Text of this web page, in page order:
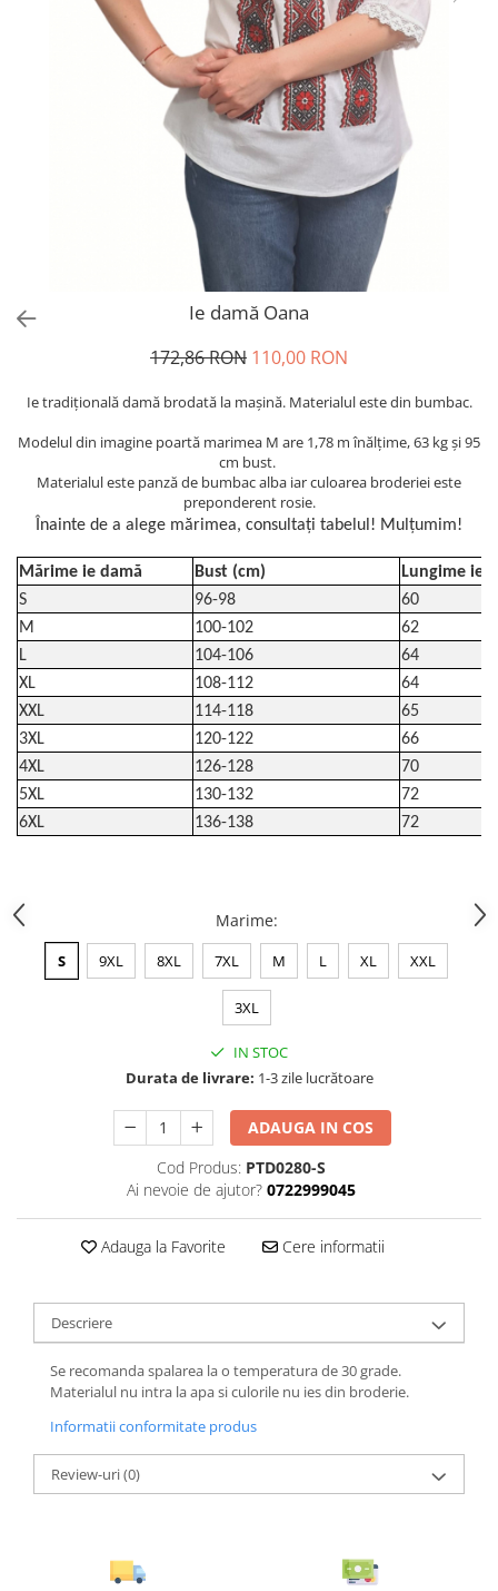
Ie damă Oana
172,86 RON 110,00 RON
Ie tradiţională damă brodată la maşină. Materialul este din bumbac.
Modelul din imagine poartă marimea M are 1,78 m înălțime, 63 kg și 95
cm bust.
Materialul este panză de bumbac alba iar culoarea broderiei este
preponderent rosie.
Înainte de a alege mărimea, consultați tabelul! Mulțumim!
Mărime ie damă Bust (cm)
Lungime ie
S
96-98
60
M
100-102
62
L
104-106
64
XL
108-112
64
XXL
114-118
65
3XL
120-122
66
4XL
126-128
70
5XL
130-132
72
6XL
136-138 72
Marime:
S 9XL 8XL 7XL M L XL XXL
3XL
IN STOC
Durata de livrare: 1-3 zile lucrătoare
ADAUGA IN COS
Cod Produs: PTD0280-S
Ai nevoie de ajutor? 0722999045
Adauga la Favorite Cere informatii
Descriere
Se recomanda spalarea la o temperatura de 30 grade.
Materialul nu intra la apa si culorile nu ies din broderie.
Informatii conformitate produs
Review-uri(0)